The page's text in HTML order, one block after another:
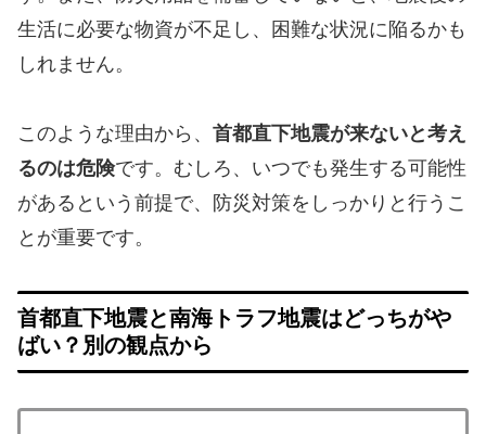
生活に必要な物資が不足し、困難な状況に陥るかも
しれません。
このような理由から、 首都直下地震が来ないと考え
るのは危険です。むしろ、いつでも発生する可能性
があるという前提で、防災対策をしっかりと行うこ
とが重要です。
首都直下地震と南海トラフ地震はどっちがや
ばい？別の観点から